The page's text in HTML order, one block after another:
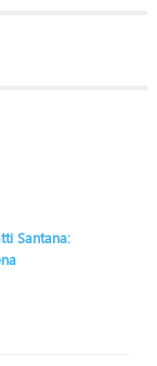
Santana: